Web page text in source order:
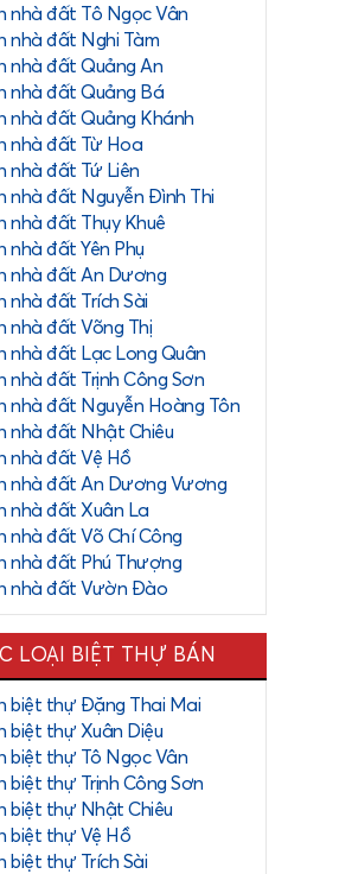
nhà đất Tô Ngọc Vân
nhà đất Nghi Tàm
nhà đất Quảng An
nhà đất Quảng Bá
nhà đất Quảng Khánh
nhà đất Từ Hoa
nhà đất Tứ Liên
nhà đất Nguyễn Đình Thi
nhà đất Thụy Khuê
nhà đất Yên Phụ
nhà đất An Dương
nhà đất Trích Sài
nhà đất Võng Thị
nhà đất Lạc Long Quân
nhà đất Trịnh Công Sơn
nhà đất Nguyễn Hoàng Tôn
nhà đất Nhật Chiêu
nhà đất Vệ Hồ
nhà đất An Dương Vương
nhà đất Xuân La
nhà đất Võ Chí Công
nhà đất Phú Thượng
nhà đất Vườn Đào
LOẠI BIỆT THỰ BÁN
biệt thự Đặng Thai Mai
biệt thự Xuân Diệu
biệt thự Tô Ngọc Vân
biệt thự Trịnh Công Sơn
biệt thự Nhật Chiêu
biệt thự Vệ Hồ
biệt thự Trích Sài